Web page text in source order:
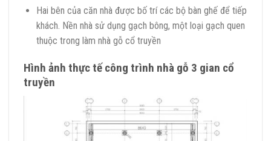
Hai bên của căn nhà được bố trí các bộ bàn ghế để tiếp
khách. Nền nhà sử dụng gạch bông, một loại gạch quen
thuộc trong làm nhà gỗ cổ truyền
Hình ảnh thực tế công trình nhà gỗ 3 gian cổ
truyền